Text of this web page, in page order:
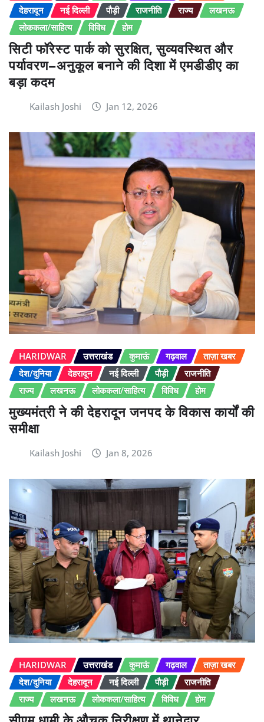
देहरादून
नई दिल्ली पौड़ी राजनीति राज्य
लखनऊ
लोककला/साहित्य
विविध होम
सिटी फॉरेस्ट पार्क को सुरक्षित, सुव्यवस्थित और
पर्यावरण–अनुकूल बनाने की दिशा में एमडीडीए का
बड़ा कदम
Kailash Joshi Jan 12, 2026
HARIDWAR उत्तराखंड कुमाऊं गढ़वाल
ताज़ा खबर
देश/दुनिया
देहरादून नई दिल्ली पौड़ी
राजनीति
राज्य
लखनऊ लोककला/साहित्य विविध होम
मुख्यमंत्री ने की देहरादून जनपद के विकास कार्यों की
समीक्षा
Kailash Joshi Jan 8, 2026
HARIDWAR उत्तराखंड कुमाऊं गढ़वाल
ताज़ा खबर
देश/दुनिया
देहरादून नई दिल्ली पौड़ी
राजनीति
राज्य
लखनऊ लोककला/साहित्य विविध होम